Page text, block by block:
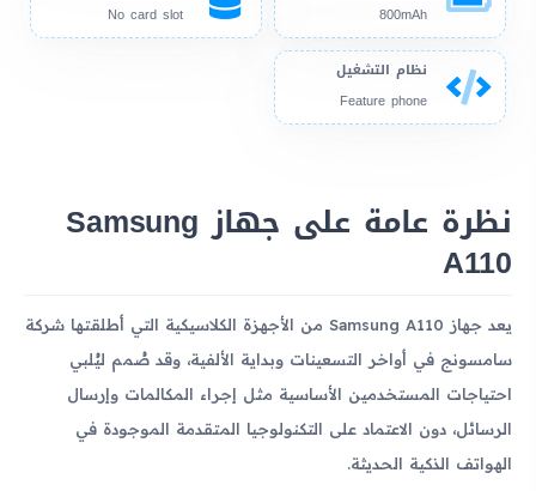
800mAh
No card slot
نظام التشغيل
Feature phone
نظرة عامة على جهاز Samsung
A110
يعد جهاز Samsung A110 من الأجهزة الكلاسيكية التي أطلقتها شركة
سامسونج في أواخر التسعينات وبداية الألفية، وقد صُمم ليُلبي
احتياجات المستخدمين الأساسية مثل إجراء المكالمات وإرسال
الرسائل، دون الاعتماد على التكنولوجيا المتقدمة الموجودة في
الهواتف الذكية الحديثة.